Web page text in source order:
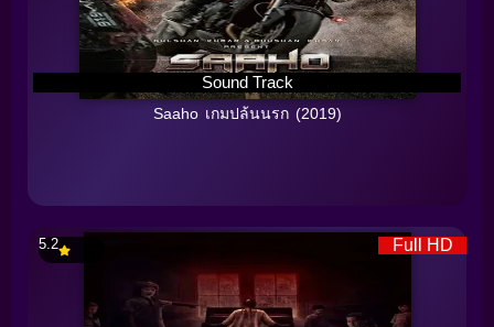
Sound Track
Saaho เกมปล้นนรก (2019)
Full HD
5.2